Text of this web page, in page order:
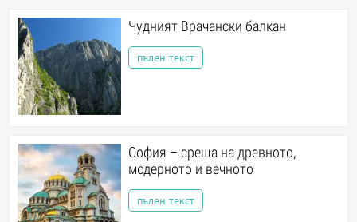
Чудният Врачански балкан
пълен текст
София – среща на древното,
модерното и вечното
пълен текст